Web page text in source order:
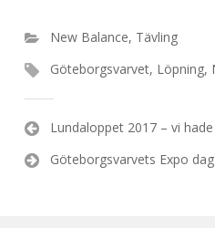
New Balance, Tävling
Göteborgsvarvet, Löpning,
Inläggsnavigering
Lundaloppet 2017 – vi
Göteborgsvarvets Expo